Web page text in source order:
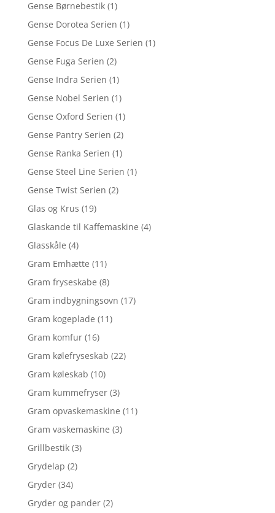
Gense Børnebestik (1)
Gense Dorotea Serien (1)
Gense Focus De Luxe Serien (1)
Gense Fuga Serien (2)
Gense Indra Serien (1)
Gense Nobel Serien (1)
Gense Oxford Serien (1)
Gense Pantry Serien (2)
Gense Ranka Serien (1)
Gense Steel Line Serien (1)
Gense Twist Serien (2)
Glas og Krus (19)
Glaskande til Kaffemaskine (4)
Glasskåle (4)
Gram Emhætte (11)
Gram fryseskabe (8)
Gram indbygningsovn (17)
Gram kogeplade (11)
Gram komfur (16)
Gram kølefryseskab (22)
Gram køleskab (10)
Gram kummefryser (3)
Gram opvaskemaskine (11)
Gram vaskemaskine (3)
Grillbestik (3)
Grydelap (2)
Gryder (34)
Gryder og pander (2)